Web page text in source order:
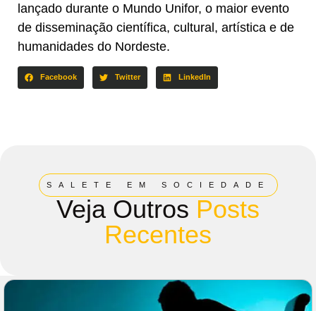
lançado durante o Mundo Unifor, o maior evento
de disseminação científica, cultural, artística e de
humanidades do Nordeste.
Facebook Twitter LinkedIn
SALETE EM SOCIEDADE
Veja Outros Posts
Recentes